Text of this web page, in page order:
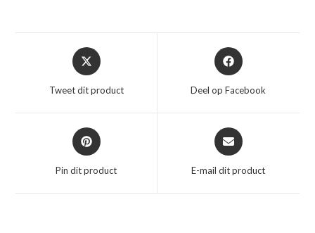
Opent
in
nieuw
Tweet dit product
Opent
in
nieuw
Deel op Facebook
Opent
in
nieuw
Pin dit product
Opent
in
nieuw
E-mail dit product